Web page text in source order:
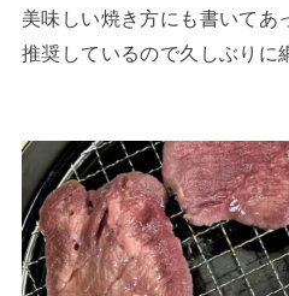
美味しい焼き方にも書いてあ
推奨しているので久しぶりに